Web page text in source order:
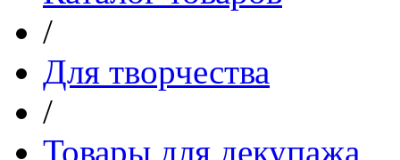
/
Для творчества
/
Товары для декупажа